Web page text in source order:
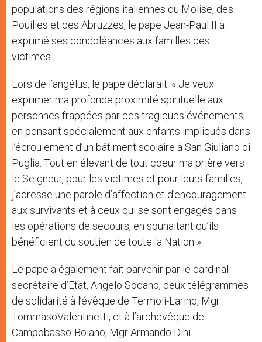
populations des régions italiennes du Molise, des
Pouilles et des Abruzzes, le pape Jean-Paul II a
exprimé ses condoléances aux familles des
victimes.
Lors de l’angélus, le pape déclarait: « Je veux
exprimer ma profonde proximité spirituelle aux
personnes frappées par ces tragiques événements,
en pensant spécialement aux enfants impliqués dans
l’écroulement d’un bâtiment scolaire à San Giuliano di
Puglia. Tout en élevant de tout coeur ma prière vers
le Seigneur, pour les victimes et pour leurs familles,
j’adresse une parole d’affection et d’encouragement
aux survivants et à ceux qui se sont engagés dans
les opérations de secours, en souhaitant qu’ils
bénéficient du soutien de toute la Nation ».
Le pape a également fait parvenir par le cardinal
secrétaire d’Etat, Angelo Sodano, deux télégrammes
de solidarité à l’évêque de Termoli-Larino, Mgr
TommasoValentinetti, et à l’archevêque de
Campobasso-Boiano, Mgr Armando Dini.